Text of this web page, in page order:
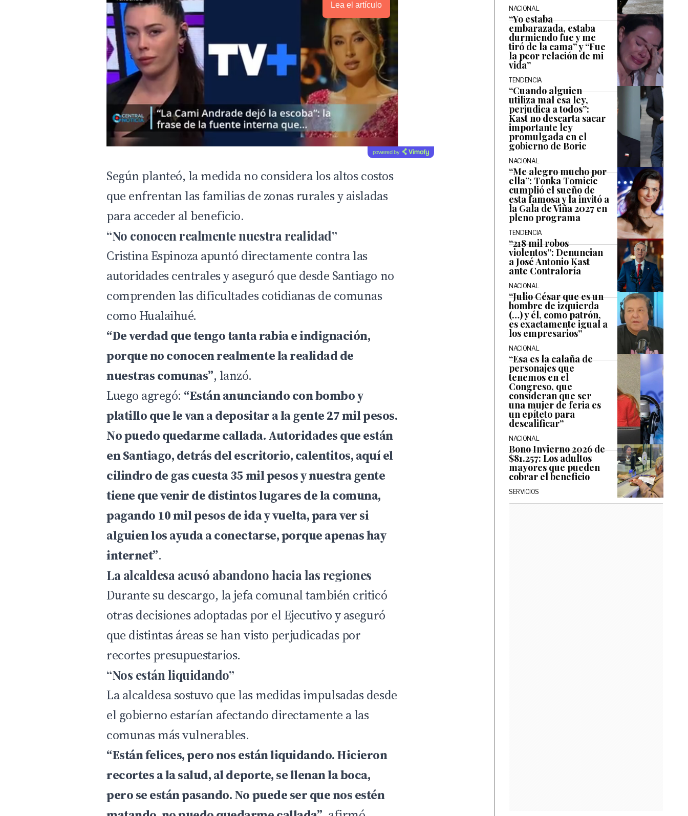
Lea el artículo
powered by
Según planteó, lamedidano considera los altos costos
que enfrentan las familias de zonas rurales y aisladas
para acceder al beneficio.
“No conocen realmente nuestra realidad”
Cristina Espinoza apuntó directamente contra las
autoridades centrales y aseguró que desde Santiago no
comprenden las dificultades cotidianas de comunas
como Hualaihué.
“De verdad que tengo tanta rabia e indignación,
porque no conocen realmente la realidad de
nuestras comunas”, lanzó.
Luego agregó: “Están anunciando con bombo y
platillo que le van a depositar a la gente 27 mil pesos.
No puedo quedarme callada. Autoridades que están
en Santiago, detrás del escritorio, calentitos, aquí el
cilindro de gas cuesta 35 mil pesos y nuestra gente
tiene que venir de distintos lugares de la comuna,
pagando 10 mil pesos de ida y vuelta, para ver si
alguien los ayuda a conectarse, porque apenas hay
internet”.
La alcaldesa acusó abandono hacia las regiones
Durante su descargo, la jefa comunal también criticó
otras decisiones adoptadas por el Ejecutivo y aseguró
que distintas áreas se han visto perjudicadas por
recortes presupuestarios.
“Nos están liquidando”
La alcaldesa sostuvo que las medidas impulsadas desde
el gobierno estarían afectando directamente a las
comunas más vulnerables.
“Están felices, pero nos están liquidando. Hicieron
recortes a la salud, al deporte, se llenan la boca,
pero se están pasando. No puede ser que nos estén
NACIONAL
“Yo estaba
embarazada, estaba
durmiendo fue y me
tiró de la cama” y “Fue
la peor relación de mi
vida”
TENDENCIA
“Cuando alguien
utiliza mal esa ley,
perjudica a todos”:
Kast no descarta sacar
importante ley
promulgada en el
gobierno de Boric
NACIONAL
“Me alegro mucho por
ella”: Tonka Tomicic
cumplió el sueño de
esta famosa y la invitó a
la Gala de Viña 2027 en
pleno programa
TENDENCIA
“218 mil robos
violentos”: Denuncian
a José Antonio Kast
ante Contraloría
NACIONAL
“Julio César que es un
hombre de izquierda
(…) y él, como patrón,
es exactamente igual a
los empresarios”
NACIONAL
“Esa es la calaña de
personajes que
tenemos en el
Congreso, que
consideran que ser
una mujer de feria es
un epíteto para
descalificar”
NACIONAL
Bono Invierno 2026 de
$81.257: Los adultos
mayores que pueden
cobrar el beneficio
SERVICIOS